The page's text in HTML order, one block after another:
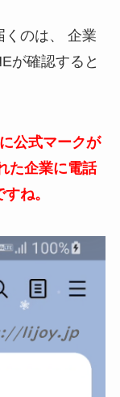
のは、
企業
が確認すると
公式マークが
た企業に電話
ね。